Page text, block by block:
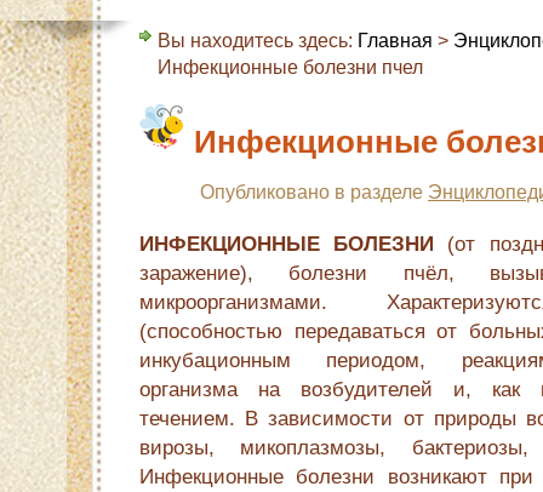
Вы находитесь здесь: Главная >
Инфекционные болезни пчел
Инфекционные
Опубликовано в разделе
ИНФЕКЦИОННЫЕ БОЛЕЗНИ (от
заражение), болезни пчёл,
микроорганизмами.
(способностью передаваться от
инкубационным периодом,
организма на возбудителей и, как
течением. В зависимости от природы
вирозы, микоплазмозы,
Инфекционные болезни возникают